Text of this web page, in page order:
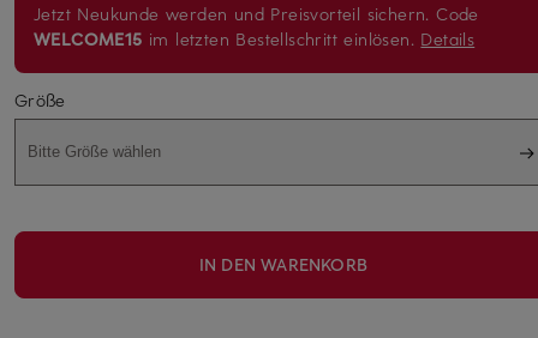
Jetzt Neukunde werden und Preisvorteil sichern. Code
WELCOME15 im letzten Bestellschritt einlösen. Details
Größe
Bitte Größe wählen
IN DEN WARENKORB